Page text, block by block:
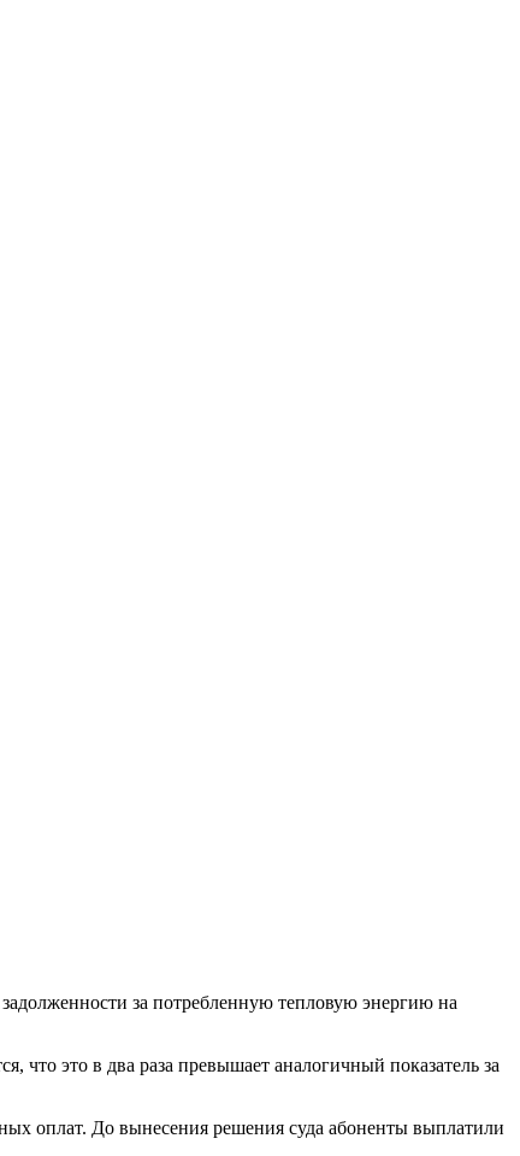
за потребленную тепловую энергию на
что это в два раза превышает аналогичный показатель за
оплат. До вынесения решения суда абоненты выплатили